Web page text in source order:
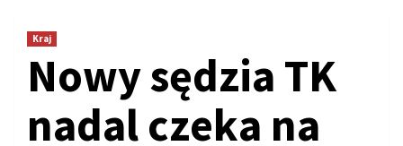
Kraj
Nowy sędzia TK
nadal czeka na